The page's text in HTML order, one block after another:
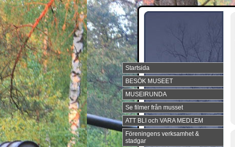
Startsida
BESÖK MUSEET
MUSEIRUNDA
Se filmer från musset
ATT BLI och VARA MEDLEM
Föreningens verksamhet &
stadgar